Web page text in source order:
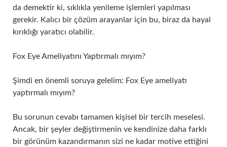
da demektir ki, sıklıkla yenileme işlemleri yapılması
gerekir. Kalıcı bir çözüm arayanlar için bu, biraz da hayal
kırıklığı yaratıcı olabilir.
Fox Eye Ameliyatını Yaptırmalı mıyım?
Şimdi en önemli soruya gelelim: Fox Eye ameliyatı
yaptırmalı mıyım?
Bu sorunun cevabı tamamen kişisel bir tercih meselesi.
Ancak, bir şeyler değiştirmenin ve kendinize daha farklı
bir görünüm kazandırmanın sizi ne kadar motive ettiğini